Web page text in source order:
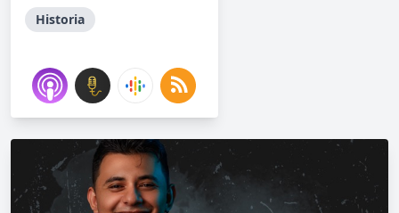
Historia